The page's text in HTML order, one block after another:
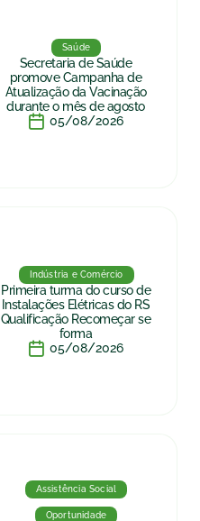
Saúde
Secretaria de Saúde
promove Campanha de
Atualização da Vacinação
durante o mês de agosto
05/08/2026
Indústria e Comércio
Primeira turma do curso de
Instalações Elétricas do RS
Qualificação Recomeçar se
forma
05/08/2026
Assistência Social
Oportunidade